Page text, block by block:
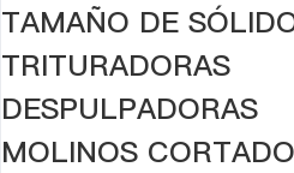
TAMAÑO DE
TRITURADORAS
DESPULPADORAS
MOLINOS